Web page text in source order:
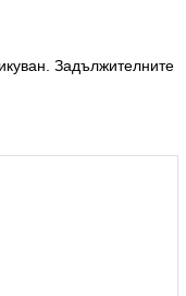
Задължителните